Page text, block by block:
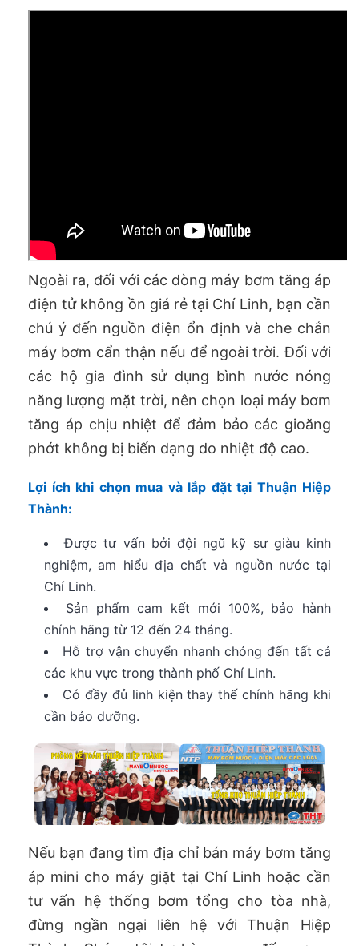
Ngoài ra, đối với các dòng máy bơm tăng áp
điện tử không ồn giá rẻ tại Chí Linh, bạn cần
chú ý đến nguồn điện ổn định và che chắn
máy bơm cẩn thận nếu để ngoài trời. Đối với
các hộ gia đình sử dụng bình nước nóng
năng lượng mặt trời, nên chọn loại máy bơm
tăng áp chịu nhiệt để đảm bảo các gioăng
phớt không bị biến dạng do nhiệt độ cao.
Lợi ích khi chọn mua và lắp đặt tại Thuận Hiệp
Thành:
Được tư vấn bởi đội ngũ kỹ sư giàu kinh
nghiệm, am hiểu địa chất và nguồn nước tại
Chí Linh.
Sản phẩm cam kết mới 100%, bảo hành
chính hãng từ 12 đến 24 tháng.
Hỗ trợ vận chuyển nhanh chóng đến tất cả
các khu vực trong thành phố Chí Linh.
Có đầy đủ linh kiện thay thế chính hãng khi
cần bảo dưỡng.
Nếu bạn đang tìm địa chỉ bán máy bơm tăng
áp mini cho máy giặt tại Chí Linh hoặc cần
tư vấn hệ thống bơm tổng cho tòa nhà,
đừng ngần ngại liên hệ với Thuận Hiệp